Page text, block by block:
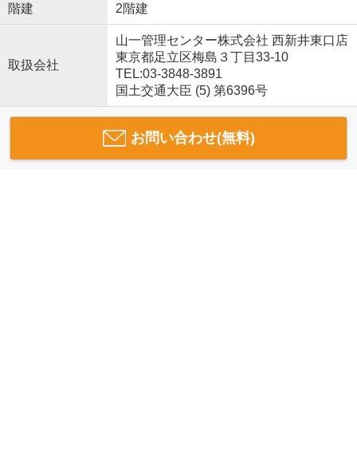
階建 2階建
取扱会社
山一管理センター株式会社 西新井東口店
東京都足立区梅島３丁目33-10
TEL:03-3848-3891
国土交通大臣 (5) 第6396号
お問い合わせ(無料)